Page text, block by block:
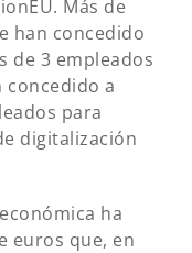
Más de
han concedido
de 3 empleados
concedido a
para
digitalización
ha
euros que, en